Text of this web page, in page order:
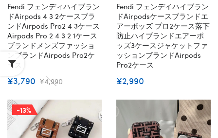
Fendi フェンディハイブラン
ドairpods 4 3 2ケースブラ
ンドairpods Pro2 4 3ケース
Airpods Pro 2 4 3 2 1ケース
ブランドメンズファッショ
ンブランドAirpods Pro2ケ
ース
¥3,790 ¥4,990
Fendi フェンデイハイブラン
ドairpodsケースブランドエ
アーポッズ プロ2ケース落下
防止ハイブランドエアーポ
ッズ3ケースジャケットファ
ッションブランドAirpods
Pro2ケース
¥2,990
-13%